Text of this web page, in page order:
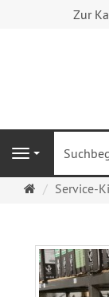
Zur
Navigation
Startseite
Service-